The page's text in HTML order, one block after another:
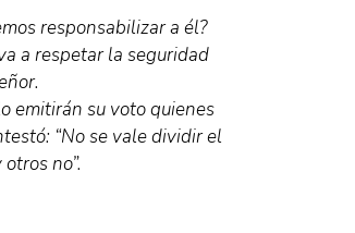
responsabilizar a él?
a respetar la seguridad
emitirán su voto quienes
“No se vale dividir el
no”.